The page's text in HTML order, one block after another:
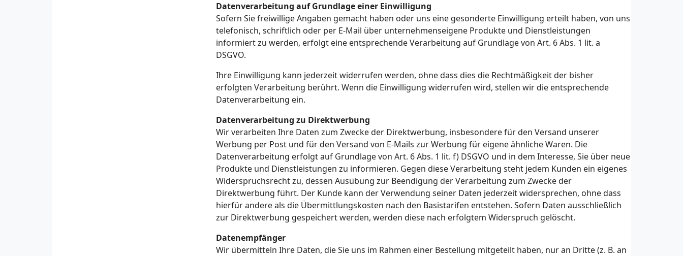
Datenverarbeitung auf Grundlage einer Einwilligung
Sofern Sie freiwillige Angaben gemacht haben oder uns eine gesonderte Einwilligung erteilt haben, von uns
telefonisch, schriftlich oder per E-Mail über unternehmenseigene Produkte und Dienstleistungen
informiert zu werden, erfolgt eine entsprechende Verarbeitung auf Grundlage von Art. 6 Abs. 1 lit. a
DSGVO.
Ihre Einwilligung kann jederzeit widerrufen werden, ohne dass dies die Rechtmäßigkeit der bisher
erfolgten Verarbeitung berührt. Wenn die Einwilligung widerrufen wird, stellen wir die entsprechende
Datenverarbeitung ein.
Datenverarbeitung zu Direktwerbung
Wir verarbeiten Ihre Daten zum Zwecke der Direktwerbung, insbesondere für den Versand unserer
Werbung per Post und für den Versand von E-Mails zur Werbung für eigene ähnliche Waren. Die
Datenverarbeitung erfolgt auf Grundlage von Art. 6 Abs. 1 lit. f) DSGVO und in dem Interesse, Sie über neue
Produkte und Dienstleistungen zu informieren. Gegen diese Verarbeitung steht jedem Kunden ein eigenes
Widerspruchsrecht zu, dessen Ausübung zur Beendigung der Verarbeitung zum Zwecke der
Direktwerbung führt. Der Kunde kann der Verwendung seiner Daten jederzeit widersprechen, ohne dass
hierfür andere als die Übermittlungskosten nach den Basistarifen entstehen. Sofern Daten ausschließlich
zur Direktwerbung gespeichert werden, werden diese nach erfolgtem Widerspruch gelöscht.
Datenempfänger
Wir übermitteln Ihre Daten, die Sie uns im Rahmen einer Bestellung mitgeteilt haben, nur an Dritte (z. B. an